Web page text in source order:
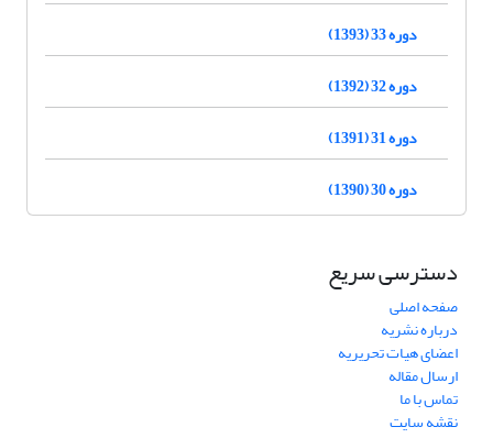
دوره 33 (1393)
دوره 32 (1392)
دوره 31 (1391)
دوره 30 (1390)
دسترسی سریع
صفحه اصلی
درباره نشریه
اعضای هیات تحریریه
ارسال مقاله
تماس با ما
نقشه سایت